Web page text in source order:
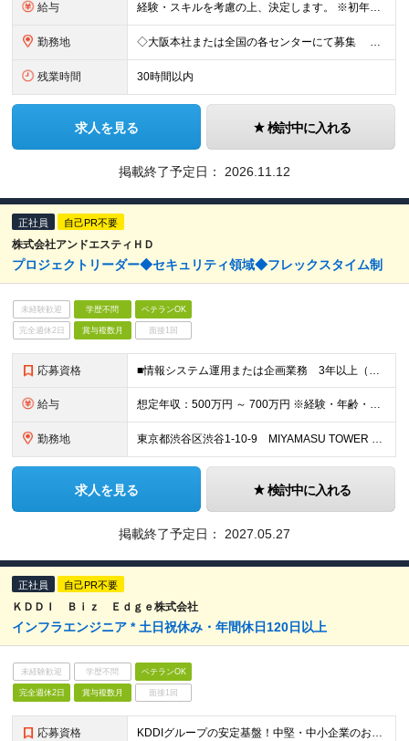
給与 経験・スキルを考慮の上、決定します。 ※初年度想定年収：年収400万円～1200万円 ※残業代は別途支給いたします。詳細は面接にてご説明いたします。 ※試用期間3ヵ月あり。 試用期間中の待遇変更や雇
勤務地 ◇大阪本社または全国の各センターにて募集 転勤は当面の間ありません。 【本社】 大阪府大阪市北区梅田3-2-2 JPタワー大阪 22F 【東京オフィス】 東京都港区赤坂2丁目17番22号 赤坂ト
残業時間 30時間以内
求人を見る 検討中に入れる
掲載終了予定日： 2026.11.12
正社員 自己PR不要
株式会社アンドエスティＨＤ
プロジェクトリーダー◆セキュリティ領域◆フレックスタイム制
未経験歓迎 学歴不問 ベテランOK
完全週休2日 賞与複数月 面接1回
応募資格 ■情報システム運用または企画業務 3年以上（SOC／CSIRT、または ガバナンス・リスク・コンプライアンス領域だと望ましい） ■ネットワーク／エンドポイント／クラウド （AWS・Azure・GC
給与 想定年収：500万円 ～ 700万円 ※経験・年齢・前給を考慮の上決定します ※試用期間3ヶ月（給与や諸待遇は変わりません）
勤務地 東京都渋谷区渋谷1-10-9 MIYAMASU TOWER ※変更の範囲：上記を除く当社関連勤務地
求人を見る 検討中に入れる
掲載終了予定日： 2027.05.27
正社員 自己PR不要
ＫＤＤＩ Ｂｉｚ Ｅｄｇｅ株式会社
インフラエンジニア * 土日祝休み・年間休日120日以上
未経験歓迎 学歴不問 ベテランOK
完全週休2日 賞与複数月 面接1回
応募資格 KDDIグループの安定基盤！中堅・中小企業のお客さまに対し、ITインフラ環境の提案から構築までワンストップで担当していただきます。 --------------- ■必須要件 社会人経験3年以上で